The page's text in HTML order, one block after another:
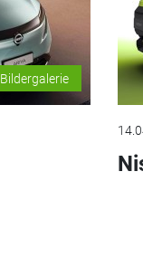
Bildergalerie